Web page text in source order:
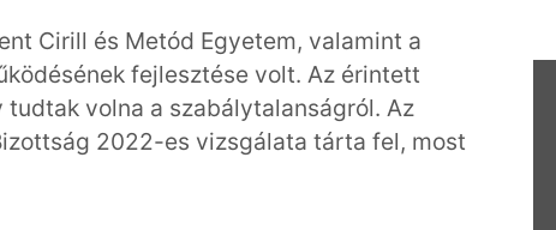
Cirill és Metód Egyetem, valamint a
fejlesztése volt. Az érintett
volna a szabálytalanságról. Az
2022-es vizsgálata tárta fel, most